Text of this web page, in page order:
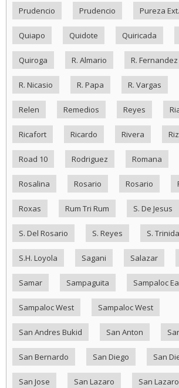
Prudencio Prudencio Pureza Ext.
Quiapo Quidote Quiricada
Quiroga R. Almario R. Fernandez
R. Nicasio R. Papa R. Vargas
Relen Remedios Reyes
Ricafort Ricardo Rivera
Road 10 Rodriguez Romana
Rosalina Rosario Rosario
Roxas Rum Tri Rum S. De Jesus
S. Del Rosario S. Reyes S.
S.H. Loyola Sagani Salazar
Samar Sampaguita Sampaloc
Sampaloc West Sampaloc West
San Andres Bukid San Anton
San Bernardo San Diego San
San Jose San Lazaro San